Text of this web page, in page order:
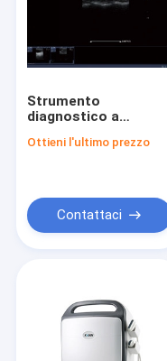
Products
About Us
Strumento
diagnostico a
colori digitale DCU10
Ottieni l'ultimo prezzo
Contattaci